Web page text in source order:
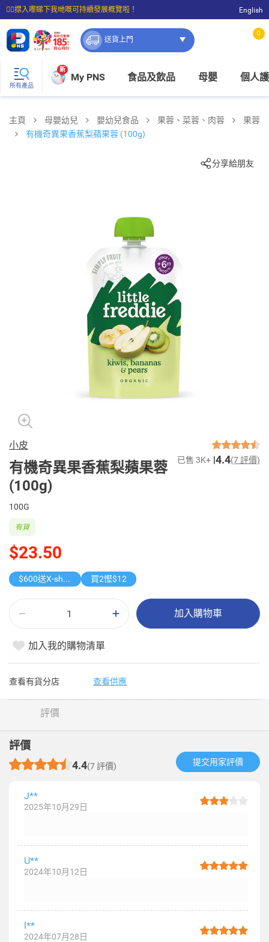
☝🏼㩒入嚟睇下我哋嘅可持續發展概覽啦！
⭐購物滿$399即享免費送貨；滿$100即可免費店取。
English
送貨上門
0
所有產品
新
My PNS 食品及飲品 母嬰 個人
主頁 母嬰幼兒 嬰幼兒食品 果蓉、菜蓉、肉蓉
果蓉
有機奇異果香蕉梨蘋果蓉 (100g)
分享給朋友
小皮
有機奇異果香蕉梨蘋果蓉
(100g)
已售 3K+ 4.4(7 評價)
100G
$23.50
有貨
$600送X-shot 極速入水槍 買2慳$12
加入購物車
加入我的購物清單
查看有貨分店 查看供應
評價
評價
4.4(7 評價) 提交用家評價​
J**
2025年10月29日
U**
2024年10月12日
l**
2024年07月28日